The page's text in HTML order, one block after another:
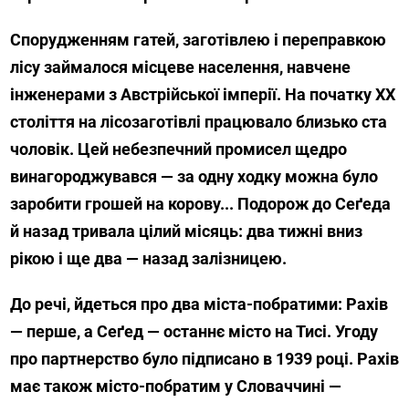
Спорудженням гатей, заготівлею і переправкою
лісу займалося місцеве населення, навчене
інженерами з Австрійської імперії. На початку ХХ
століття на лісозаготівлі працювало близько ста
чоловік. Цей небезпечний промисел щедро
винагороджувався — за одну ходку можна було
заробити грошей на корову... Подорож до Сеґеда
й назад тривала цілий місяць: два тижні вниз
рікою і ще два — назад залізницею.
До речі, йдеться про два міста-побратими: Рахів
— перше, а Сеґед — останнє місто на Тисі. Угоду
про партнерство було підписано в 1939 році. Рахів
має також місто-побратим у Словаччині —